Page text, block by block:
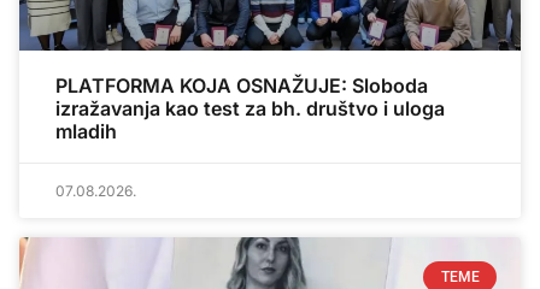
PLATFORMA KOJA OSNAŽUJE: Sloboda
izražavanja kao test za bh. društvo i uloga
mladih
07.08.2026.
TEME